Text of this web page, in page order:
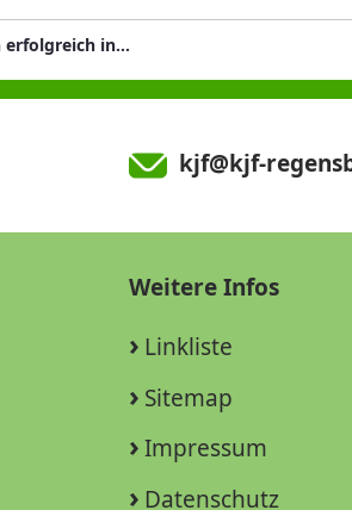
Schwimmteam Rottal-Inn erfolgreich in Ansbach
kjf@kjf-
Weitere Infos
Linkliste
Sitemap
Impressum
Datenschutz